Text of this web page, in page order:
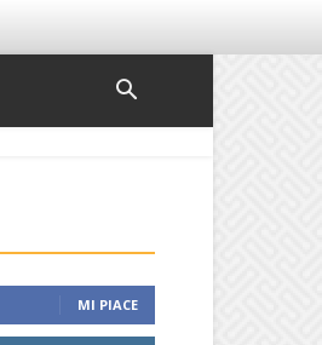
MI PIACE